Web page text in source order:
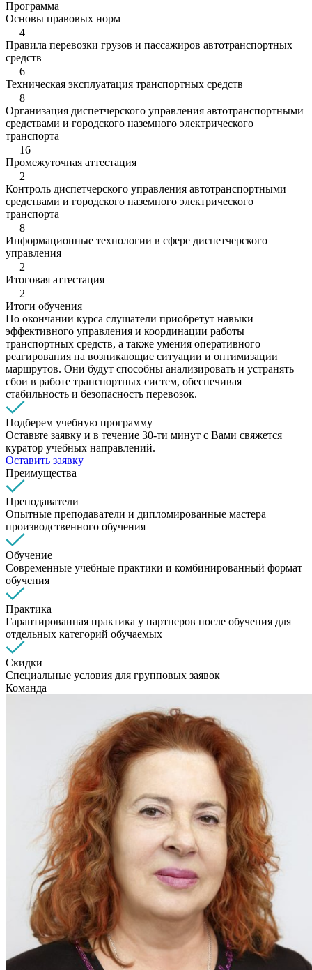
Программа
Основы правовых норм
4
Правила перевозки грузов и пассажиров автотранспортных
средств
6
Техническая эксплуатация транспортных средств
8
Организация диспетчерского управления автотранспортными
средствами и городского наземного электрического
транспорта
16
Промежуточная аттестация
2
Контроль диспетчерского управления автотранспортными
средствами и городского наземного электрического
транспорта
8
Информационные технологии в сфере диспетчерского
управления
2
Итоговая аттестация
2
Итоги обучения
По окончании курса слушатели приобретут навыки
эффективного управления и координации работы
транспортных средств, а также умения оперативного
реагирования на возникающие ситуации и оптимизации
маршрутов. Они будут способны анализировать и устранять
сбои в работе транспортных систем, обеспечивая
стабильность и безопасность перевозок.
Подберем учебную программу
Оставьте заявку и в течение 30-ти минут с Вами свяжется
куратор учебных направлений.
Оставить заявку
Преимущества
Преподаватели
Опытные преподаватели и дипломированные мастера
производственного обучения
Обучение
Современные учебные практики и комбинированный формат
обучения
Практика
Гарантированная практика у партнеров после обучения для
отдельных категорий обучаемых
Скидки
Специальные условия для групповых заявок
Команда